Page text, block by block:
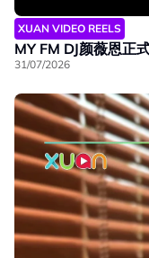
XUAN VIDEO REELS
MY FM DJ颜薇恩正
31/07/2026